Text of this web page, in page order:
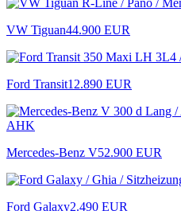
VW Tiguan44.900 EUR
Ford Transit12.890 EUR
Mercedes-Benz V52.900 EUR
Ford Galaxy2.490 EUR